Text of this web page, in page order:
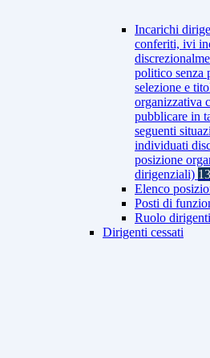
Incarichi
conferiti, ivi
politico senza
selezione e
organizzativa
pubblicare in
seguenti
individuati
posizione
dirigenziali) 13
Elenco
Posti di
Ruolo dirigenti
Dirigenti cessati